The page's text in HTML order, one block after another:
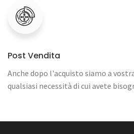
Post Vendita
Anche dopo l'acquisto siamo a
qualsiasi necessità di cui avete